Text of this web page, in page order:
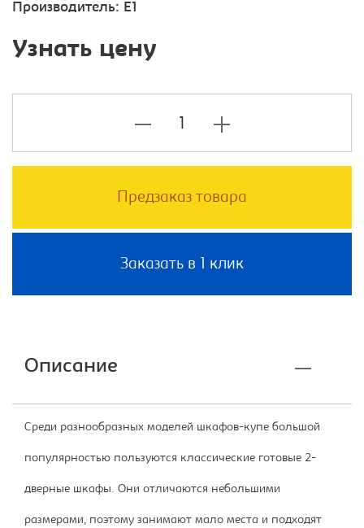
Производитель: E1
Узнать цену
Предзаказ товара
Заказать в 1 клик
Описание
Среди разнообразных моделей шкафов-купе большой
популярностью пользуются классические готовые 2-
дверные шкафы. Они отличаются небольшими
размерами, поэтому занимают мало места и подходят